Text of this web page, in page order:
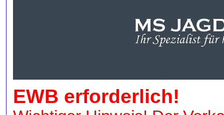
EWB erforderlich!